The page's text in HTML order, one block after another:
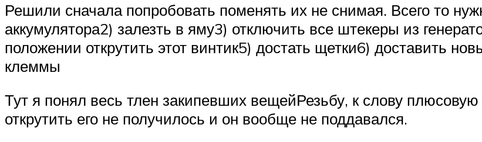
Решили сначала попробовать поменять их не снимая. Всего то
аккумулятора2) залезть в яму3) отключить все штекеры из
положении открутить этот винтик5) достать щетки6) доставить
клеммы
Тут я понял весь тлен закипевших вещейРезьбу, к слову
открутить его не получилось и он вообще не поддавался.